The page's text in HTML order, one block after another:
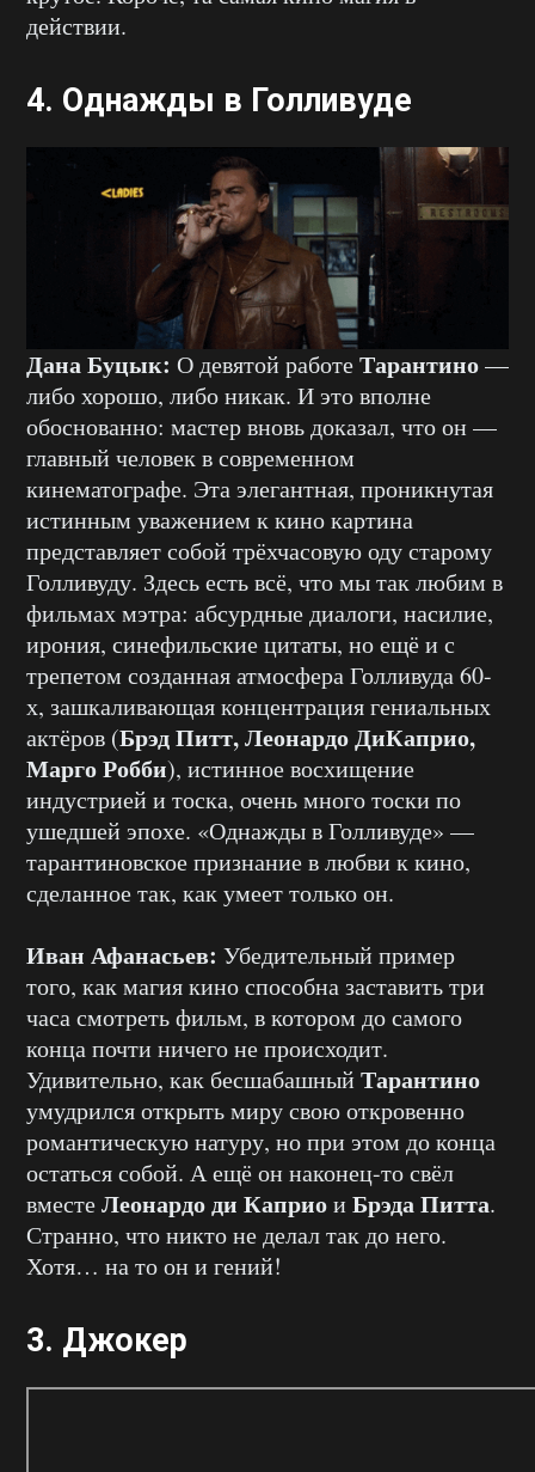
действии.
4. Однажды в Голливуде
Дана Буцык: О девятой работеТарантино—
либо хорошо, либо никак. И это вполне
обоснованно: мастер вновь доказал, что он —
главный человек в современном
кинематографе. Эта элегантная, проникнутая
истинным уважением к кино картина
представляет собой трёхчасовую оду старому
Голливуду. Здесь есть всё, что мы так любим в
фильмах мэтра: абсурдные диалоги, насилие,
ирония, синефильские цитаты, но ещё и с
трепетом созданная атмосфера Голливуда 60-
х, зашкаливающая концентрация гениальных
актёров (Брэд Питт, Леонардо ДиКаприо,
Марго Робби), истинное восхищение
индустрией и тоска, очень много тоски по
ушедшей эпохе. «Однажды в Голливуде» —
тарантиновское признание в любви к кино,
сделанное так, как умеет только он.
Иван Афанасьев: Убедительный пример
того, как магия кино способна заставить три
часа смотреть фильм, в котором до самого
конца почти ничего не происходит.
Удивительно, как бесшабашный Тарантино
умудрился открыть миру свою откровенно
романтическую натуру, но при этом до конца
остаться собой. А ещё он наконец-то свёл
вместеЛеонардо ди Каприои Брэда Питта.
Странно, что никто не делал так до него.
Хотя… на то он и гений!
3. Джокер